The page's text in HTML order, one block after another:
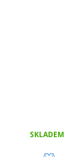
SKLADEM